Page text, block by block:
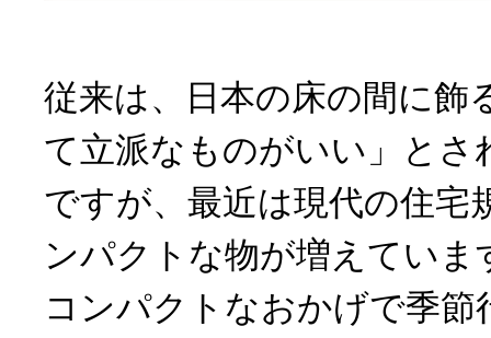
従来は、日本の床の間に飾
て立派なものがいい」とさ
ですが、最近は現代の住宅
ンパクトな物が増えていま
コンパクトなおかげで季節